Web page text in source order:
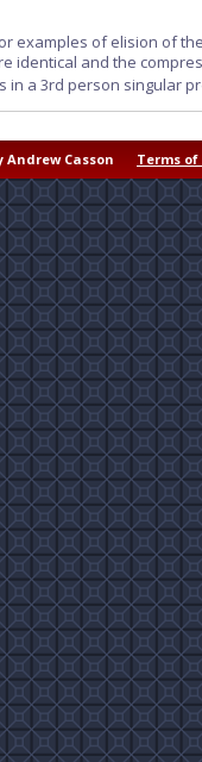
examples of elision of
identical and the
in a 3rd person singular
Casson Terms of